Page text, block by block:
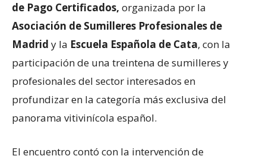
de Pago Certificados, organizada por la
Asociación de Sumilleres Profesionales de
Madrid y la Escuela Española de Cata, con la
participación de una treintena de sumilleres y
profesionales del sector interesados en
profundizar en la categoría más exclusiva del
panorama vitivinícola español.
El encuentro contó con la intervención de